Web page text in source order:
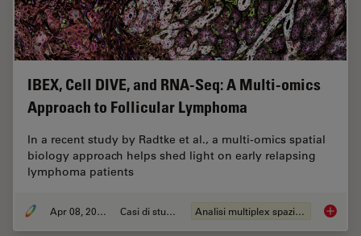
IBEX, Cell DIVE, and RNA-Seq: A Multi-omics
Approach to Follicular Lymphoma
In a recent study by Radtke et al., a multi-omics spatial
biology approach helps shed light on early relapsing
lymphoma patients
Apr 08, 2024 Casi di studio Analisi multiplex spaziale IBEX,